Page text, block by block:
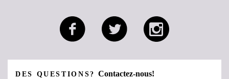
DES QUESTIONS?Contactez-nous!